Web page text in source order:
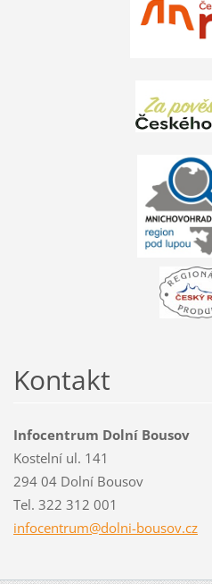
Kontakt
Infocentrum Dolní Bousov
Kostelní ul. 141
294 04 Dolní Bousov
Tel. 322 312 001
infocentrum@dolni-bousov.cz